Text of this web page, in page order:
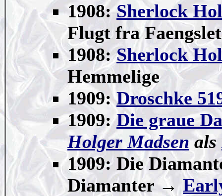
1908:Sherlock
Flugt fra Faengslet
1908:Sherlock
Hemmelige
1909:Droschke
1909:Die graue
Holger Madsenals
1909: Die
Diamanter →